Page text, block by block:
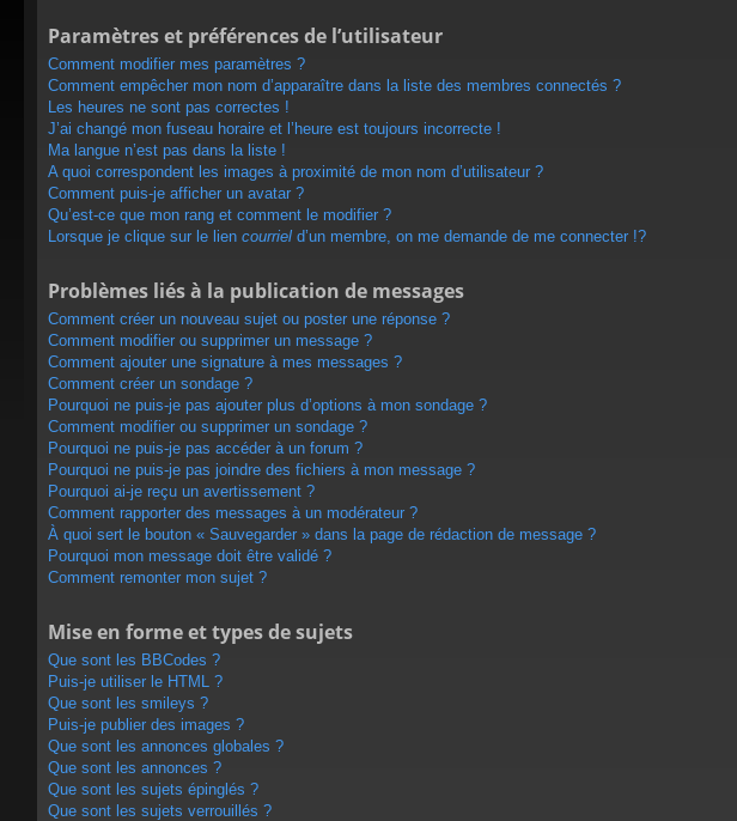
Paramètres et préférences de l’utilisateur
Comment modifier mes paramètres ?
Comment empêcher mon nom d’apparaître dans la liste des membres connectés ?
Les heures ne sont pas correctes !
J’ai changé mon fuseau horaire et l’heure est toujours incorrecte !
Ma langue n’est pas dans la liste !
A quoi correspondent les images à proximité de mon nom d’utilisateur ?
Comment puis-je afficher un avatar ?
Qu’est-ce que mon rang et comment le modifier ?
Lorsque je clique sur le lien courriel d’un membre, on me demande de me connecter !?
Problèmes liés à la publication de messages
Comment créer un nouveau sujet ou poster une réponse ?
Comment modifier ou supprimer un message ?
Comment ajouter une signature à mes messages ?
Comment créer un sondage ?
Pourquoi ne puis-je pas ajouter plus d’options à mon sondage ?
Comment modifier ou supprimer un sondage ?
Pourquoi ne puis-je pas accéder à un forum ?
Pourquoi ne puis-je pas joindre des fichiers à mon message ?
Pourquoi ai-je reçu un avertissement ?
Comment rapporter des messages à un modérateur ?
À quoi sert le bouton « Sauvegarder » dans la page de rédaction de message ?
Pourquoi mon message doit être validé ?
Comment remonter mon sujet ?
Mise en forme et types de sujets
Que sont les BBCodes ?
Puis-je utiliser le HTML ?
Que sont les smileys ?
Puis-je publier des images ?
Que sont les annonces globales ?
Que sont les annonces ?
Que sont les sujets épinglés ?
Que sont les sujets verrouillés ?